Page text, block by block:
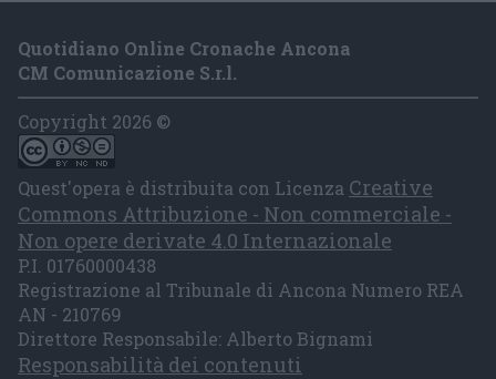
Quotidiano Online Cronache Ancona
CM Comunicazione S.r.l.
Copyright 2026 ©
Quest'opera è distribuita con Licenza Creative
Commons Attribuzione - Non commerciale -
Non opere derivate 4.0 Internazionale
P.I. 01760000438
Registrazione al Tribunale di Ancona Numero REA
AN - 210769
Direttore Responsabile: Alberto Bignami
Responsabilità dei contenuti